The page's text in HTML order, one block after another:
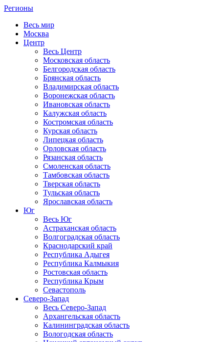
Регионы
Весь мир
Москва
Центр
Весь Центр
Московская область
Белгородская область
Брянская область
Владимирская область
Воронежская область
Ивановская область
Калужская область
Костромская область
Курская область
Липецкая область
Орловская область
Рязанская область
Смоленская область
Тамбовская область
Тверская область
Тульская область
Ярославская область
Юг
Весь Юг
Астраханская область
Волгоградская область
Краснодарский край
Республика Адыгея
Республика Калмыкия
Ростовская область
Республика Крым
Севастополь
Северо-Запад
Весь Северо-Запад
Архангельская область
Калининградская область
Вологодская область